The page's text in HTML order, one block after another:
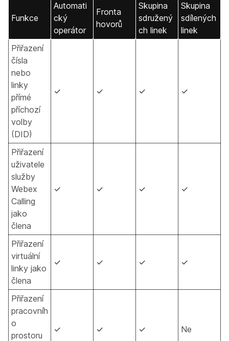
Funkce
Automati
cký
operátor
Fronta
hovorů
Skupina
sdružený
ch linek
Skupina
sdílených
linek
Přiřazení
čísla
nebo
linky
přímé
příchozí
volby
(DID)
✓ ✓ ✓ ✓
Přiřazení
uživatele
služby
Webex
Calling
jako
člena
✓ ✓ ✓ ✓
Přiřazení
virtuální
linky jako
člena
✓ ✓ ✓ ✓
Přiřazení
pracovníh
o
prostoru
✓ ✓ ✓ Ne